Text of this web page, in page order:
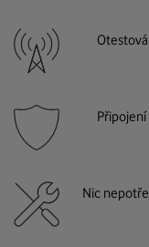
Nic